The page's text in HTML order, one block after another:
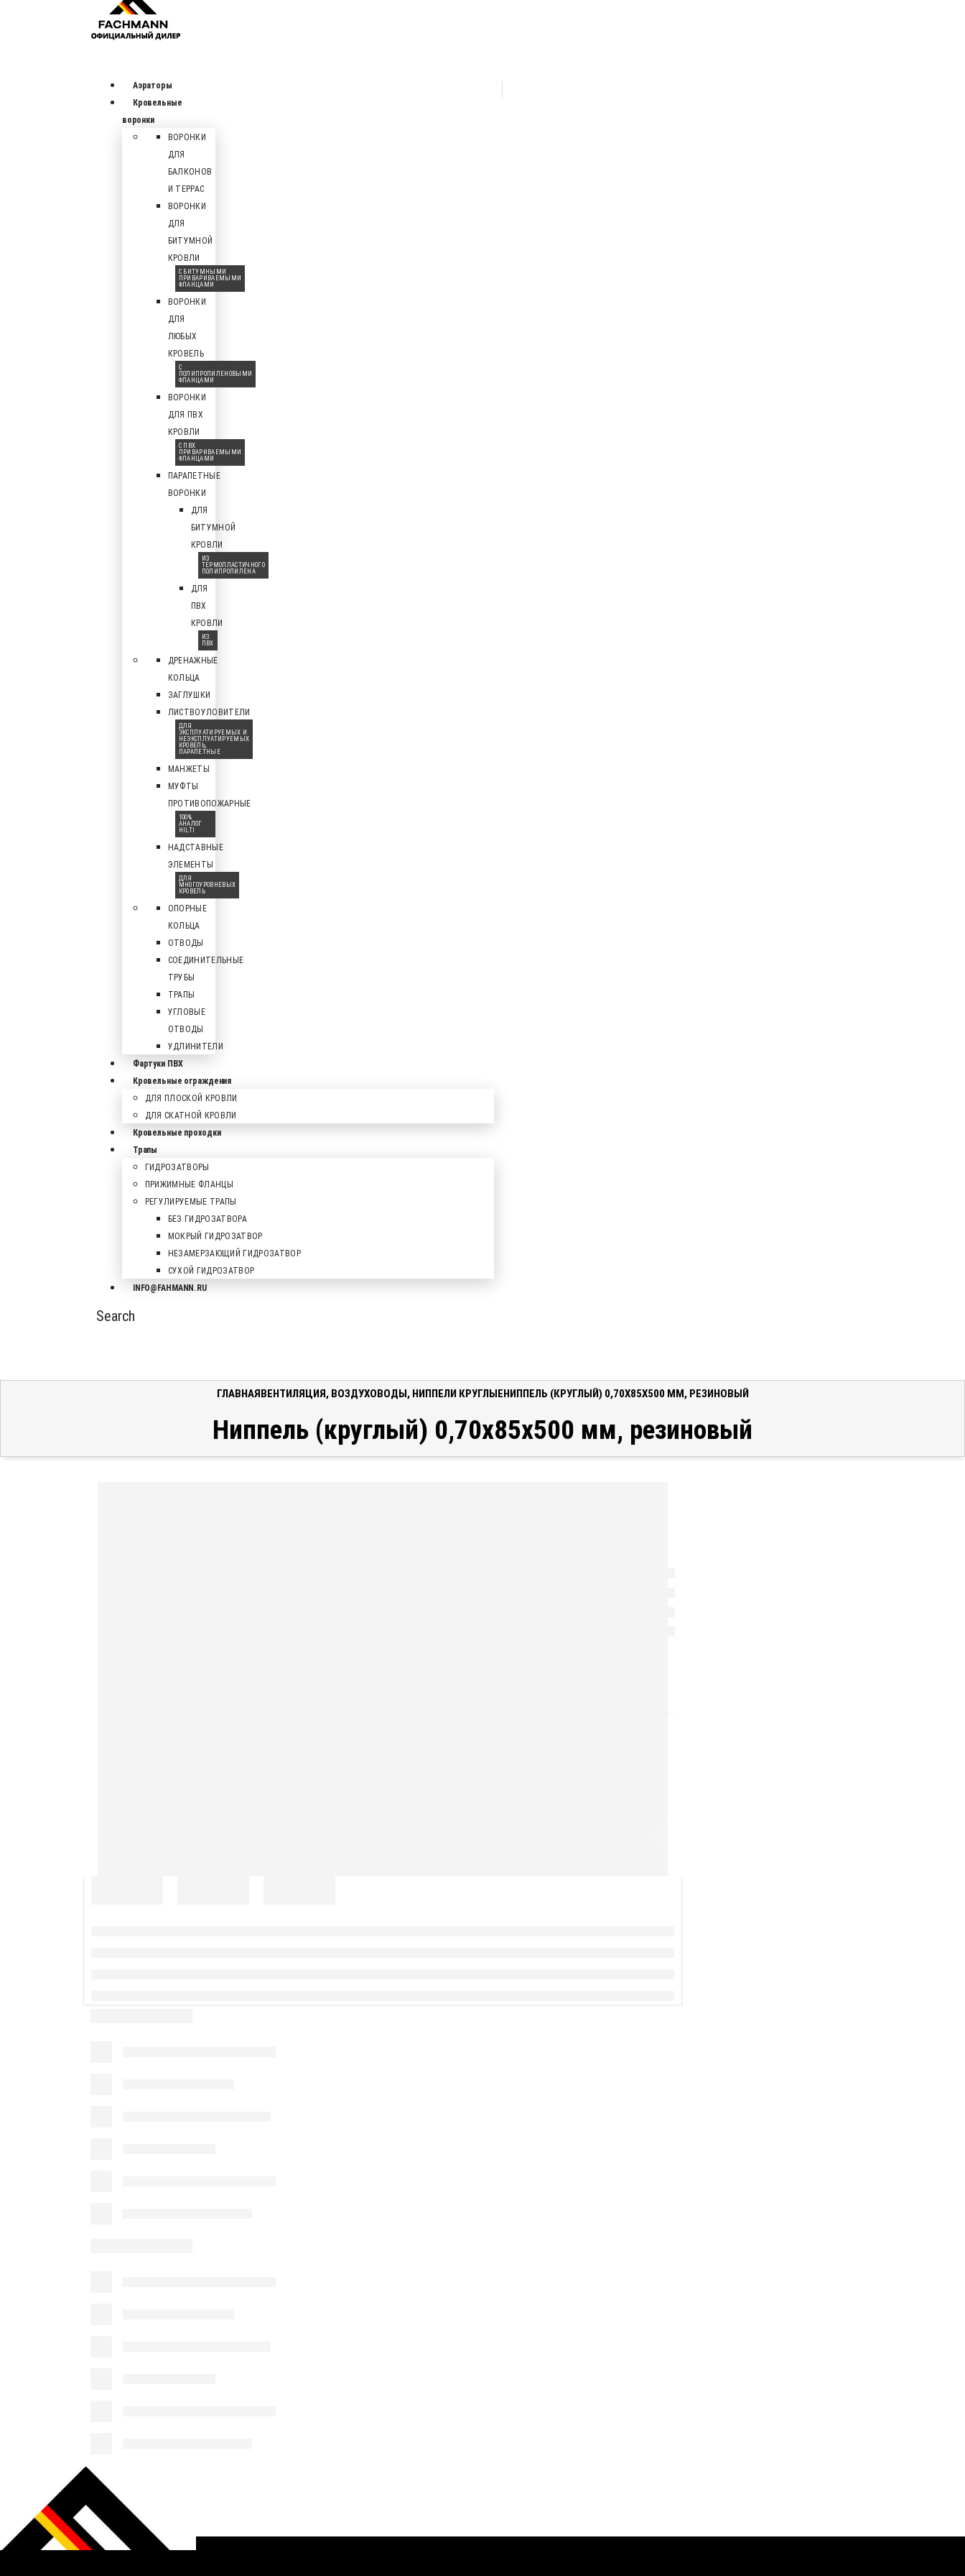
Аэраторы
Кровельные
воронки
ВОРОНКИ
ДЛЯ
БАЛКОНОВ
И ТЕРРАС
ВОРОНКИ
ДЛЯ
БИТУМНОЙ
КРОВЛИ
С БИТУМНЫМИ
ПРИВАРИВАЕМЫМИ
ФЛАНЦАМИ
ВОРОНКИ
ДЛЯ
ЛЮБЫХ
КРОВЕЛЬ
С
ПОЛИПРОПИЛЕНОВЫМИ
ФЛАНЦАМИ
ВОРОНКИ
ДЛЯ ПВХ
КРОВЛИ
С ПВХ
ПРИВАРИВАЕМЫМИ
ФЛАНЦАМИ
ПАРАПЕТНЫЕ
ВОРОНКИ
ДЛЯ
БИТУМНОЙ
КРОВЛИ
ИЗ
ТЕРМОПЛАСТИЧНОГО
ПОЛИПРОПИЛЕНА
ДЛЯ
ПВХ
КРОВЛИ
ИЗ
ПВХ
ДРЕНАЖНЫЕ
КОЛЬЦА
ЗАГЛУШКИ
ЛИСТВОУЛОВИТЕЛИ
ДЛЯ
ЭКСПЛУАТИРУЕМЫХ И
НЕЭКСПЛУАТИРУЕМЫХ
КРОВЕЛЬ,
ПАРАПЕТНЫЕ
МАНЖЕТЫ
МУФТЫ
ПРОТИВОПОЖАРНЫЕ
100%
АНАЛОГ
HILTI
НАДСТАВНЫЕ
ЭЛЕМЕНТЫ
ДЛЯ
МНОГОУРОВНЕВЫХ
КРОВЕЛЬ
ОПОРНЫЕ
КОЛЬЦА
ОТВОДЫ
СОЕДИНИТЕЛЬНЫЕ
ТРУБЫ
ТРАПЫ
УГЛОВЫЕ
ОТВОДЫ
УДЛИНИТЕЛИ
Фартуки ПВХ
Кровельные ограждения
ДЛЯ ПЛОСКОЙ КРОВЛИ
ДЛЯ СКАТНОЙ КРОВЛИ
Кровельные проходки
Трапы
ГИДРОЗАТВОРЫ
ПРИЖИМНЫЕ ФЛАНЦЫ
РЕГУЛИРУЕМЫЕ ТРАПЫ
БЕЗ ГИДРОЗАТВОРА
МОКРЫЙ ГИДРОЗАТВОР
НЕЗАМЕРЗАЮЩИЙ ГИДРОЗАТВОР
СУХОЙ ГИДРОЗАТВОР
INFO@FAHMANN.RU
Search
ГЛАВНАЯВЕНТИЛЯЦИЯ, ВОЗДУХОВОДЫ, НИППЕЛИ КРУГЛЫЕНИППЕЛЬ (КРУГЛЫЙ) 0,70X85X500 ММ, РЕЗИНОВЫЙ
Ниппель (круглый) 0,70x85x500 мм, резиновый